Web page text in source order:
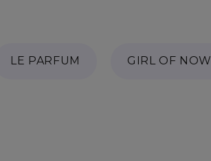
LE PARFUM GIRL OF NOW